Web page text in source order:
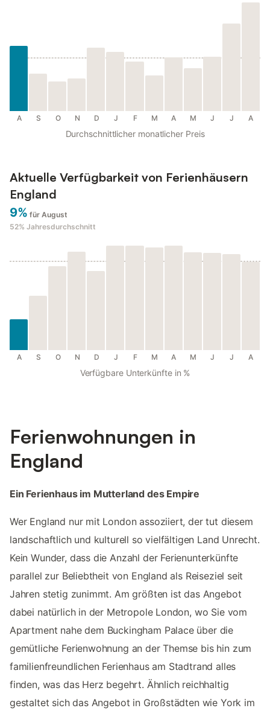
A S O N D J F M A M J J A
Durchschnittlicher monatlicher Preis
Aktuelle Verfügbarkeit von Ferienhäusern
England
9% für August
52% Jahresdurchschnitt
A S O N D J F M A M J J A
Verfügbare Unterkünfte in %
Ferienwohnungen in
England
Ein Ferienhaus im Mutterland des Empire
Wer England nur mit London assoziiert, der tut diesem
landschaftlich und kulturell so vielfältigen Land Unrecht.
Kein Wunder, dass die Anzahl der Ferienunterkünfte
parallel zur Beliebtheit von England als Reiseziel seit
Jahren stetig zunimmt. Am größten ist das Angebot
dabei natürlich in der Metropole London, wo Sie vom
Apartment nahe dem Buckingham Palace über die
gemütliche Ferienwohnung an der Themse bis hin zum
familienfreundlichen Ferienhaus am Stadtrand alles
finden, was das Herz begehrt. Ähnlich reichhaltig
gestaltet sich das Angebot in Großstädten wie York im